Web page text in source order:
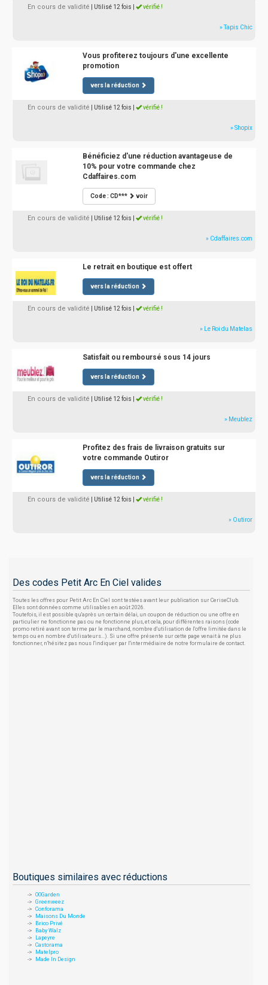
En cours de validité | Utilisé 12 fois vérifié !
» Tapis Chic
Vous profiterez toujours d'une excellente
promotion
vers la réduction
En cours de validité | Utilisé 12 fois vérifié !
» Shopix
Bénéficiez d'une réduction avantageuse de
10% pour votre commande chez
Cdaffaires.com
Code : CD*** voir
En cours de validité | Utilisé 12 fois vérifié !
» Cdaffaires.com
Le retrait en boutique est offert
vers la réduction
En cours de validité | Utilisé 12 fois vérifié !
» Le Roi du Matelas
Satisfait ou remboursé sous 14 jours
vers la réduction
En cours de validité | Utilisé 12 fois vérifié !
» Meublez
Profitez des frais de livraison gratuits sur
votre commande Outiror
vers la réduction
En cours de validité | Utilisé 12 fois vérifié !
» Outiror
Des codes Petit Arc En Ciel valides
Toutes les offres pour Petit Arc En Ciel sont testées avant leur publication sur CeriseClub.
Elles sont données comme utilisables en août 2026.
Toutefois, il est possible qu'après un certain délai, un coupon de réduction ou une offre en
particulier ne fonctionne pas ou ne fonctionne plus, et cela, pour différentes raisons (code
promo retiré avant son terme par le marchand, nombre d'utilisation de l'offre limitée dans le
temps ou en nombre d'utilisateurs...). Si une offre présente sur cette page venait à ne plus
fonctionner, n'hésitez pas nous l'indiquer par l'intermédiaire de notre formulaire de contact.
Boutiques similaires avec réductions
OOGarden
Greenweez
Conforama
Maisons Du Monde
Brico Privé
Baby Walz
Lapeyre
Castorama
Matelpro
Made In Design